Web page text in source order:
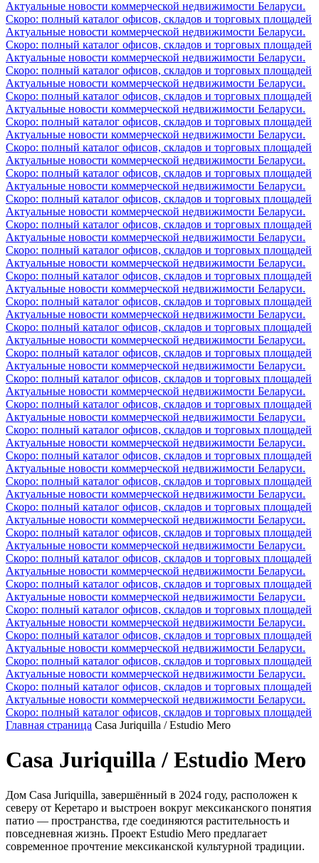
Актуальные новости коммерческой недвижимости Беларуси.
Скоро: полный каталог офисов, складов и торговых площадей
Актуальные новости коммерческой недвижимости Беларуси.
Скоро: полный каталог офисов, складов и торговых площадей
Актуальные новости коммерческой недвижимости Беларуси.
Скоро: полный каталог офисов, складов и торговых площадей
Актуальные новости коммерческой недвижимости Беларуси.
Скоро: полный каталог офисов, складов и торговых площадей
Актуальные новости коммерческой недвижимости Беларуси.
Скоро: полный каталог офисов, складов и торговых площадей
Актуальные новости коммерческой недвижимости Беларуси.
Скоро: полный каталог офисов, складов и торговых площадей
Актуальные новости коммерческой недвижимости Беларуси.
Скоро: полный каталог офисов, складов и торговых площадей
Актуальные новости коммерческой недвижимости Беларуси.
Скоро: полный каталог офисов, складов и торговых площадей
Актуальные новости коммерческой недвижимости Беларуси.
Скоро: полный каталог офисов, складов и торговых площадей
Актуальные новости коммерческой недвижимости Беларуси.
Скоро: полный каталог офисов, складов и торговых площадей
Актуальные новости коммерческой недвижимости Беларуси.
Скоро: полный каталог офисов, складов и торговых площадей
Актуальные новости коммерческой недвижимости Беларуси.
Скоро: полный каталог офисов, складов и торговых площадей
Актуальные новости коммерческой недвижимости Беларуси.
Скоро: полный каталог офисов, складов и торговых площадей
Актуальные новости коммерческой недвижимости Беларуси.
Скоро: полный каталог офисов, складов и торговых площадей
Актуальные новости коммерческой недвижимости Беларуси.
Скоро: полный каталог офисов, складов и торговых площадей
Актуальные новости коммерческой недвижимости Беларуси.
Скоро: полный каталог офисов, складов и торговых площадей
Актуальные новости коммерческой недвижимости Беларуси.
Скоро: полный каталог офисов, складов и торговых площадей
Актуальные новости коммерческой недвижимости Беларуси.
Скоро: полный каталог офисов, складов и торговых площадей
Актуальные новости коммерческой недвижимости Беларуси.
Скоро: полный каталог офисов, складов и торговых площадей
Актуальные новости коммерческой недвижимости Беларуси.
Скоро: полный каталог офисов, складов и торговых площадей
Актуальные новости коммерческой недвижимости Беларуси.
Скоро: полный каталог офисов, складов и торговых площадей
Актуальные новости коммерческой недвижимости Беларуси.
Скоро: полный каталог офисов, складов и торговых площадей
Актуальные новости коммерческой недвижимости Беларуси.
Скоро: полный каталог офисов, складов и торговых площадей
Актуальные новости коммерческой недвижимости Беларуси.
Скоро: полный каталог офисов, складов и торговых площадей
Актуальные новости коммерческой недвижимости Беларуси.
Скоро: полный каталог офисов, складов и торговых площадей
Актуальные новости коммерческой недвижимости Беларуси.
Скоро: полный каталог офисов, складов и торговых площадей
Актуальные новости коммерческой недвижимости Беларуси.
Скоро: полный каталог офисов, складов и торговых площадей
Актуальные новости коммерческой недвижимости Беларуси.
Скоро: полный каталог офисов, складов и торговых площадей
Главная страница Casa Juriquilla / Estudio Mero
Casa Juriquilla / Estudio Mero
Дом Casa Juriquilla, завершённый в 2024 году, расположен к
северу от Керетаро и выстроен вокруг мексиканского понятия
патио — пространства, где соединяются растительность и
повседневная жизнь. Проект Estudio Mero предлагает
современное прочтение мексиканской культурной традиции.